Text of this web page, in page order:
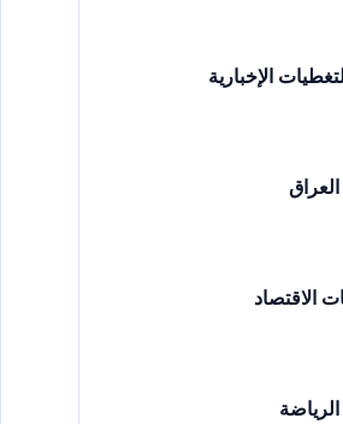
الإخبارية
الاقتصاد
الرياضة